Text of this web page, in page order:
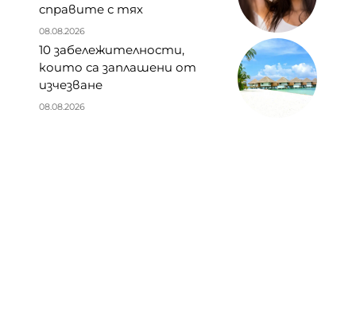
справите с тях
08.08.2026
10 забележителности,
които са заплашени от
изчезване
08.08.2026